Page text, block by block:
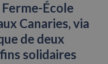
École
Canaries, via
de deux
solidaires